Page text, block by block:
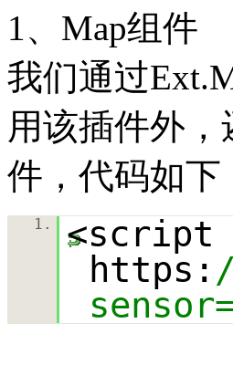
1、Map组件
我们通过
用该插件外
件，代码如下
1.
<script
https: